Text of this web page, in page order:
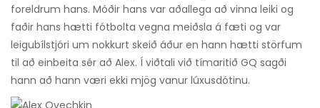
foreldrum hans. Móðir hans var aðallega að vinna leiki og
faðir hans hætti fótbolta vegna meiðsla á fæti og var
leigubílstjóri um nokkurt skeið áður en hann hætti störfum
til að einbeita sér að Alex. Í viðtali við tímaritið GQ sagði
hann að hann væri ekki mjög vanur lúxusdótinu.